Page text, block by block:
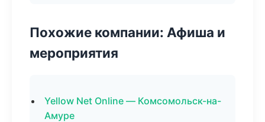
Похожие компании: Афиша и
мероприятия
Yellow Net Online — Комсомольск-на-
Амуре